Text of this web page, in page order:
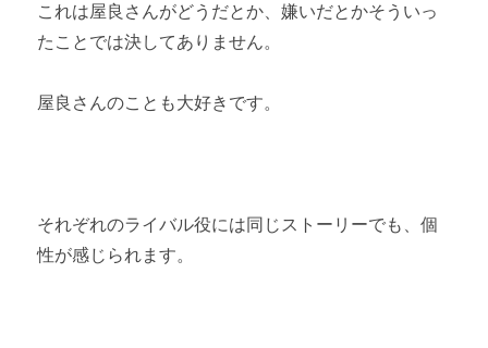
これは屋良さんがどうだとか、嫌いだとかそういっ
たことでは決してありません。
屋良さんのことも大好きです。
それぞれのライバル役には同じストーリーでも、個
性が感じられます。